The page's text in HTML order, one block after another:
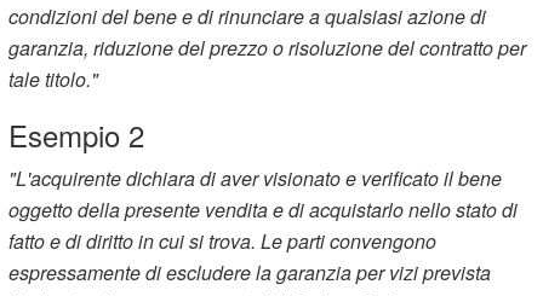
condizioni del bene e di rinunciare a qualsiasi azione di
garanzia, riduzione del prezzo o risoluzione del contratto per
tale titolo."
Esempio 2
"L'acquirente dichiara di aver visionato e verificato il bene
oggetto della presente vendita e di acquistarlo nello stato di
fatto e di diritto in cui si trova. Le parti convengono
espressamente di escludere la garanzia per vizi prevista